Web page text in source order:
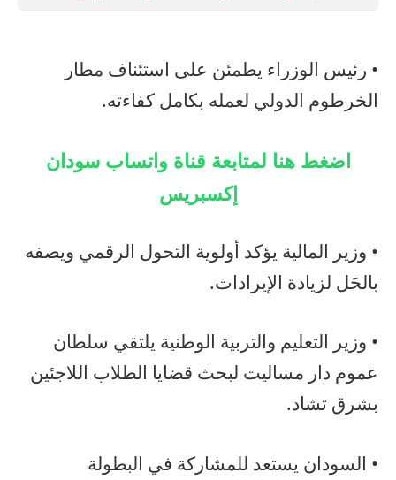
• رئيس الوزراء يطمئن على استئناف مطار
الخرطوم الدولي لعمله بكامل كفاءته.
اضغط هنا لمتابعة قناة واتساب سودان
إكسبريس
• وزير المالية يؤكد أولوية التحول الرقمي ويصفه
بالحَل لزيادة الإيرادات.
• وزير التعليم والتربية الوطنية يلتقي سلطان
عموم دار مساليت لبحث قضايا الطلاب اللاجئين
بشرق تشاد.
• السودان يستعد للمشاركة في البطولة